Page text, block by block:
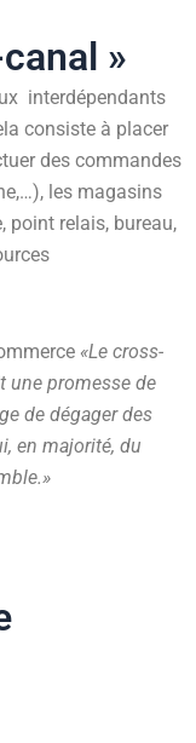
»
interdépendants
consiste à placer
des commandes
les magasins
point relais, bureau,
«Le cross-
une promesse de
de dégager des
en majorité, du